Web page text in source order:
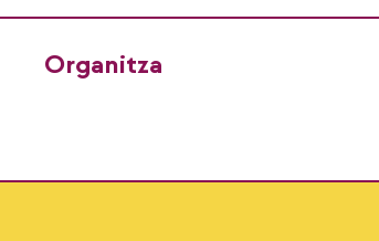
Organitza